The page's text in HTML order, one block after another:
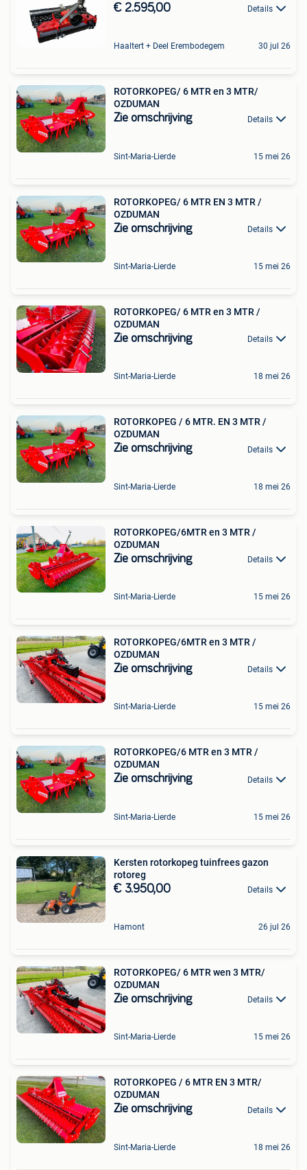
€ 2.595,00 Details
Haaltert + Deel Erembodegem 30 jul 26
ROTORKOPEG/ 6 MTR en 3 MTR/
OZDUMAN
Zie omschrijving Details
Sint-Maria-Lierde 15 mei 26
ROTORKOPEG/ 6 MTR EN 3 MTR /
OZDUMAN
Zie omschrijving Details
Sint-Maria-Lierde 15 mei 26
ROTORKOPEG/ 6 MTR en 3 MTR /
OZDUMAN
Zie omschrijving Details
Sint-Maria-Lierde 18 mei 26
ROTORKOPEG / 6 MTR. EN 3 MTR /
OZDUMAN
Zie omschrijving Details
Sint-Maria-Lierde 18 mei 26
ROTORKOPEG/6MTR en 3 MTR /
OZDUMAN
Zie omschrijving Details
Sint-Maria-Lierde 15 mei 26
ROTORKOPEG/6MTR en 3 MTR /
OZDUMAN
Zie omschrijving Details
Sint-Maria-Lierde 15 mei 26
ROTORKOPEG/6 MTR en 3 MTR /
OZDUMAN
Zie omschrijving Details
Sint-Maria-Lierde 15 mei 26
Kersten rotorkopeg tuinfrees gazon
rotoreg
€ 3.950,00 Details
Hamont 26 jul 26
ROTORKOPEG/ 6 MTR wen 3 MTR/
OZDUMAN
Zie omschrijving Details
Sint-Maria-Lierde 15 mei 26
ROTORKOPEG / 6 MTR EN 3 MTR/
OZDUMAN
Zie omschrijving Details
Sint-Maria-Lierde 18 mei 26